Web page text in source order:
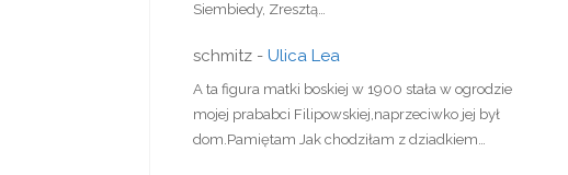
Siembiedy, Zresztą…
schmitz - Ulica Lea
A ta figura matki boskiej w 1900 stała w ogrodzie
mojej prababci Filipowskiej,naprzeciwko jej był
dom.Pamiętam Jak chodziłam z dziadkiem…